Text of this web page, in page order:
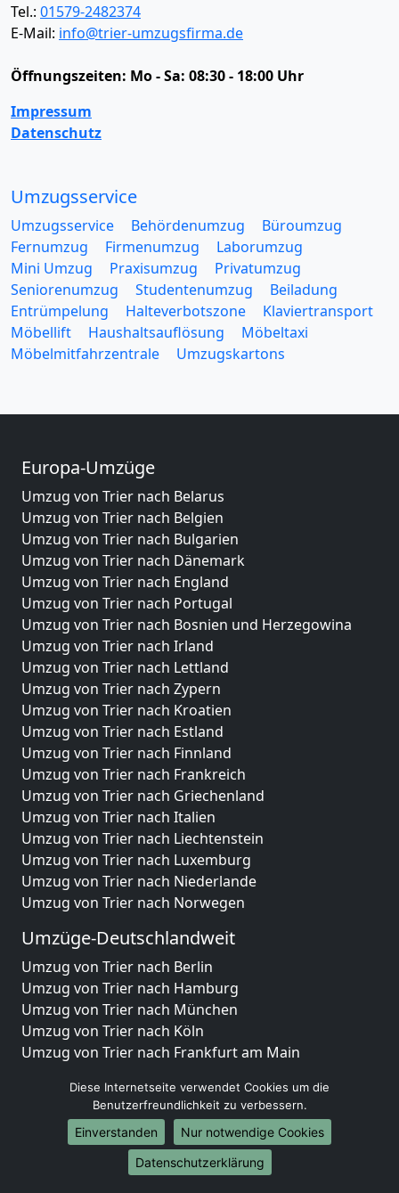
Tel.: 01579-2482374
E-Mail: info@trier-umzugsfirma.de
Öffnungszeiten: Mo - Sa: 08:30 - 18:00 Uhr
Impressum
Datenschutz
Umzugsservice
Umzugsservice Behördenumzug
Büroumzug
Fernumzug
Firmenumzug
Laborumzug
Mini Umzug
Praxisumzug
Privatumzug
Seniorenumzug
Studentenumzug
Beiladung
Entrümpelung
Halteverbotszone
Klaviertransport
Möbellift
Haushaltsauflösung
Möbeltaxi
Möbelmitfahrzentrale
Umzugskartons
Europa-Umzüge
Umzug von Trier nach Belarus
Umzug von Trier nach Belgien
Umzug von Trier nach Bulgarien
Umzug von Trier nach Dänemark
Umzug von Trier nach England
Umzug von Trier nach Portugal
Umzug von Trier nach Bosnien und Herzegowina
Umzug von Trier nach Irland
Umzug von Trier nach Lettland
Umzug von Trier nach Zypern
Umzug von Trier nach Kroatien
Umzug von Trier nach Estland
Umzug von Trier nach Finnland
Umzug von Trier nach Frankreich
Umzug von Trier nach Griechenland
Umzug von Trier nach Italien
Umzug von Trier nach Liechtenstein
Umzug von Trier nach Luxemburg
Umzug von Trier nach Niederlande
Umzug von Trier nach Norwegen
Umzüge-Deutschlandweit
Umzug von Trier nach Berlin
Umzug von Trier nach Hamburg
Umzug von Trier nach München
Umzug von Trier nach Köln
Umzug von Trier nach Frankfurt am Main
Umzug von Trier nach Düsseldorf
Umzug von Trier nach Leipzig
Umzug von Trier nach Dortmund
Umzug von Trier nach Essen
Umzug von Trier nach Bremen
Diese Internetseite verwendet Cookies um die
Benutzerfreundlichkeit zu verbessern.
Einverstanden
Nur notwendige Cookies
Datenschutzerklärung